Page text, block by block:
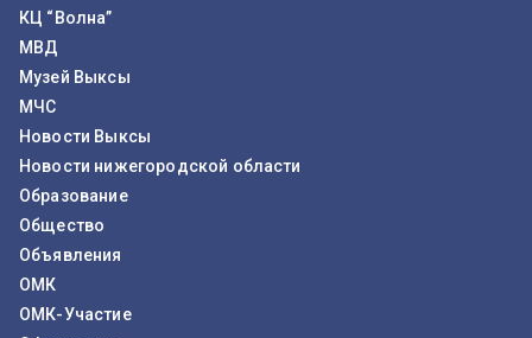
КЦ “Волна”
МВД
Музей Выксы
МЧС
Новости Выксы
Новости нижегородской области
Образование
Общество
Объявления
ОМК
ОМК-Участие